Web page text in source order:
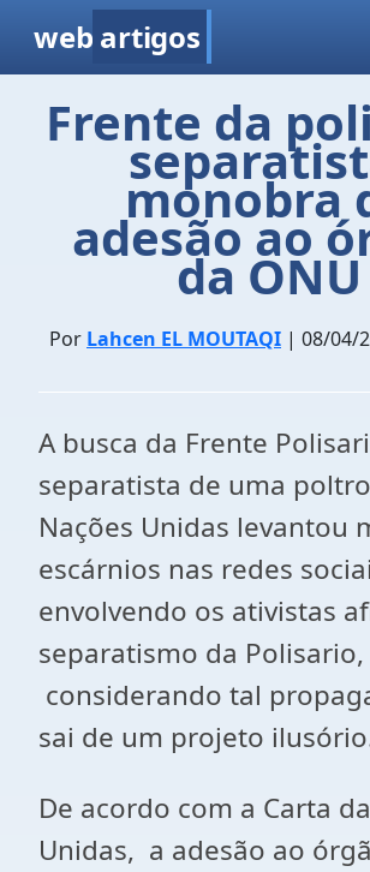
web artigos
Frente da
monobra
adesão ao
da ONU
Por Lahcen EL MOUTAQI | 08/04/
A busca da Frente
separatista de uma
Nações Unidas levantou
escárnios nas redes
envolvendo os ativistas
separatismo da Polisario,
considerando tal
sai de um projeto
De acordo com a Carta
Unidas, a adesão ao